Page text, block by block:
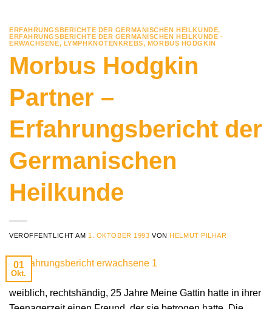
ERFAHRUNGSBERICHTE DER GERMANISCHEN HEILKUNDE,
ERFAHRUNGSBERICHTE DER GERMANISCHEN HEILKUNDE -
ERWACHSENE, LYMPHKNOTENKREBS, MORBUS HODGKIN
Morbus Hodgkin
Partner –
Erfahrungsbericht der
Germanischen
Heilkunde
VERÖFFENTLICHT AM 1. OKTOBER 1993 VON HELMUT PILHAR
01
Okt.
weiblich, rechtshändig, 25 Jahre Meine Gattin hatte in ihrer